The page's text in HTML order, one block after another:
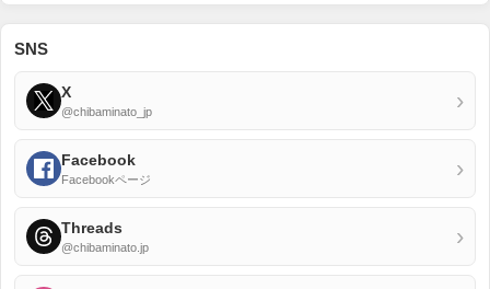
SNS
X
@chibaminato_jp ›
Facebook
Facebookページ ›
Threads
@chibaminato.jp ›